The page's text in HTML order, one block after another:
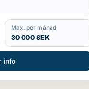
Max. per månad
30 000 SEK
info